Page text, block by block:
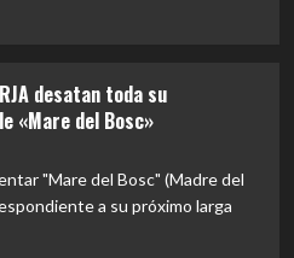
desatan toda su
«Mare del Bosc»
"Mare del Bosc" (Madre del
a su próximo larga